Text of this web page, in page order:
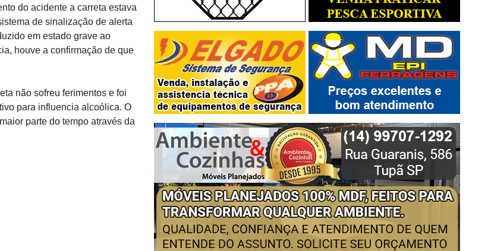
do acidente a carreta estava
de sinalização de alerta
em estado grave ao
houve a confirmação de que
não sofreu ferimentos e foi
para influencia alcoólica. O
parte do tempo através da